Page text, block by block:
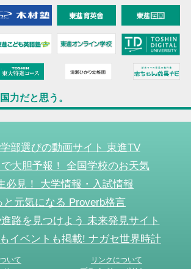
力だと思う。
部選びの動画サイト 東進TV
大胆予報！ 全国学校のお天気
必見！ 大学情報・入試情報
と元気になる Proverb格言
路を見つけよう 未来発見サイト
イベントも掲載! ナガセ世界時計
いて
リンクについて